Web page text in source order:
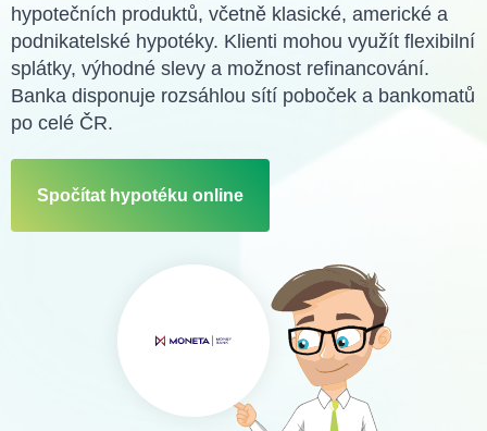
Průvodce hypotékami
O službě FAQSlovník pojmůKontakt
hypotečních produktů, včetně klasické, americké a
podnikatelské hypotéky. Klienti mohou využít flexibilní
splátky, výhodné slevy a možnost refinancování.
Banka disponuje rozsáhlou sítí poboček a bankomatů
po celé ČR.
Spočítat hypotéku online